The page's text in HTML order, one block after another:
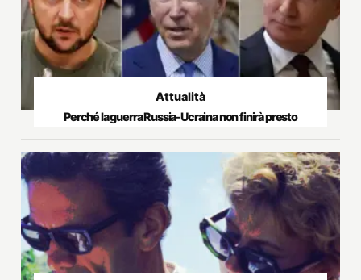
Attualità
Perché la guerra Russia-Ucraina non finirà presto